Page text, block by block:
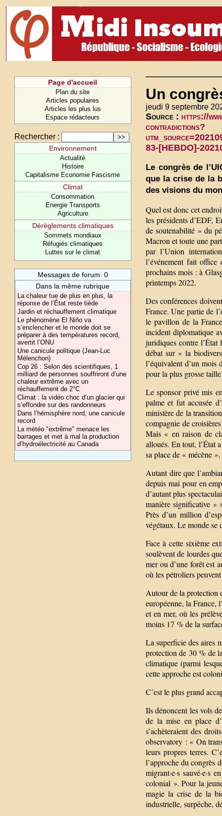
Page d'accueil
Plan du site
Articles populaires
Articles les plus lus
Espace rédacteurs
Rechercher :
Environnement
Actualité
Histoire
Capitalisme Economie Fascisme
Climat
Consommation
Energie Transports
Agriculture
Dérèglements climatiques
Sommets mondiaux
Réfugiés climatiques
Luttes sur le climat
Messages de forum: 0
Dans la même rubrique
La chaleur tue de plus en plus, la
réponse de l’État reste tiède
Jardin et réchauffement climatique
Le phénomène El Niño va
s’enclencher et le monde doit se
préparer à des températures record,
avertit l’ONU
Une canicule politique (Jean-Luc
Mélenchon)
Cop 26 : Selon des scientifiques, 1
milliard de personnes souffriront d’une
chaleur extrême avec un
réchauffement de 2°C
Climat : la vidéo choc d’un glacier qui
s’effondre sur des randonneurs
Dans l’hémisphère nord, une canicule
record
La météo "extrême" menace les
barrages et met à mal la production
d’hydroélectricité au Canada
Un
jeudi 9 septembre
Source : https://
contradictions?
83-[HEBDO]-
Le congrès de
que la crise de la
des visions du
Quel est donc cet
les présidents d’EDF,
de soutenabilité » du
Macron et toute une
par l’Union
l’événement fait office
prochains mois : à
printemps 2022.
Des conférences
France. Une partie de
le pavillon de la
incident diplomatique
juridiques contre l’État
débat sur « la
l’équivalent d’un mois
pour la plus grosse
Le sponsor privé mis
palme et fut accusée
ministère de la
compagnie de
Mais « en raison de
alloués. En tout, l’État
sa place de « mécène
Autant dire que
depuis mai pour en
d’autant plus
manière significative »
Près d’un million
végétaux. Le monde se
Face à cette sixième
soulèvent de lourdes
mer ou d’une forêt est
où les pétroliers
Autour de la protection
européenne, la France,
et en mer, où les
moins 17 % de la
La superficie des aires
protection de 30 % de
climatique (parmi
cette approche est
C’est le plus grand
Ils dénoncent les vols
de la mise en place
s’achèteraient des
observatory : « On
leurs propres terres.
l’approche du congrès
migrant·e·s
colonial ». Pour la
magie la crise de la
industrielle, surpêche,